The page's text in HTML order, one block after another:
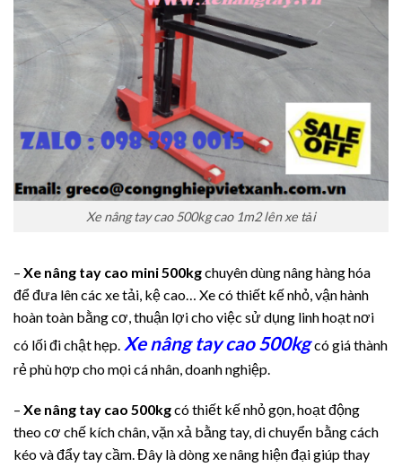
Xe nâng tay cao 500kg cao 1m2 lên xe tải
– Xe nâng tay cao mini 500kgchuyên dùng nâng hàng hóa
để đưa lên các xe tải, kệ cao… Xe có thiết kế nhỏ, vận hành
hoàn toàn bằng cơ, thuận lợi cho việc sử dụng linh hoạt nơi
có lối đi chật hẹp. Xe nâng tay cao 500kg có giá thành
rẻ phù hợp cho mọi cá nhân, doanh nghiệp.
– Xe nâng tay cao 500kgcó thiết kế nhỏ gọn, hoạt động
theo cơ chế kích chân, vặn xả bằng tay, di chuyển bằng cách
kéo và đẩy tay cầm. Đây là dòng xe nâng hiện đại giúp thay